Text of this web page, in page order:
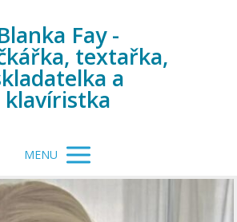
Fay -
textařka,
a
klavíristka
MENU